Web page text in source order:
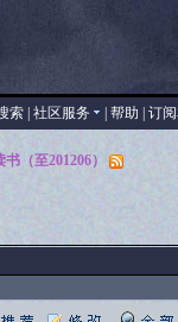
索| 社区服务 帮助 订
（至201206）